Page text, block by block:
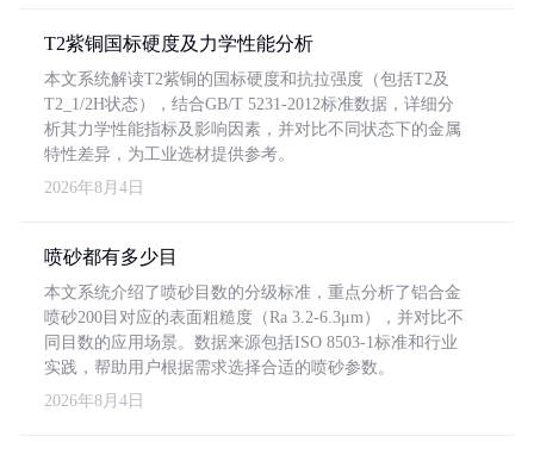
T2紫铜国标硬度及力学性能分析
本文系统解读T2紫铜的国标硬度和抗拉强度（包括T2及
T2_1/2H状态），结合GB/T 5231-2012标准数据，详细分
析其力学性能指标及影响因素，并对比不同状态下的金属
特性差异，为工业选材提供参考。
2026年8月4日
喷砂都有多少目
本文系统介绍了喷砂目数的分级标准，重点分析了铝合金
喷砂200目对应的表面粗糙度（Ra 3.2-6.3μm），并对比不
同目数的应用场景。数据来源包括ISO 8503-1标准和行业
实践，帮助用户根据需求选择合适的喷砂参数。
2026年8月4日